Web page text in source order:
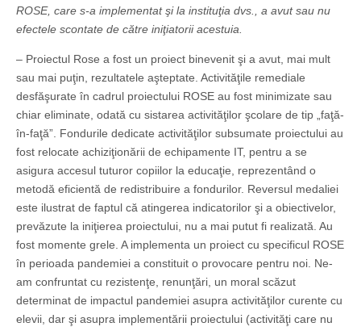
ROSE, care s-a implementat şi la instituţia dvs., a avut sau nu
efectele scontate de către iniţiatorii acestuia.
– Proiectul Rose a fost un proiect binevenit şi a avut, mai mult
sau mai puţin, rezultatele aşteptate. Activităţile remediale
desfăşurate în cadrul proiectului ROSE au fost minimizate sau
chiar eliminate, odată cu sistarea activităţilor şcolare de tip „faţă-
în-faţă”. Fondurile dedicate activităţilor subsumate proiectului au
fost relocate achiziţionării de echipamente IT, pentru a se
asigura accesul tuturor copiilor la educaţie, reprezentând o
metodă eficientă de redistribuire a fondurilor. Reversul medaliei
este ilustrat de faptul că atingerea indicatorilor şi a obiectivelor,
prevăzute la iniţierea proiectului, nu a mai putut fi realizată. Au
fost momente grele. A implementa un proiect cu specificul ROSE
în perioada pandemiei a constituit o provocare pentru noi. Ne-
am confruntat cu rezistenţe, renunţări, un moral scăzut
determinat de impactul pandemiei asupra activităţilor curente cu
elevii, dar şi asupra implementării proiectului (activităţi care nu